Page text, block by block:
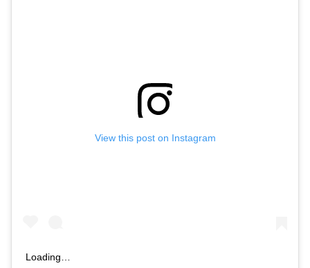
View this post on Instagram
Loading…